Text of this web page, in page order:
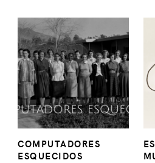
COMPUTADORES
ESQUECIDOS